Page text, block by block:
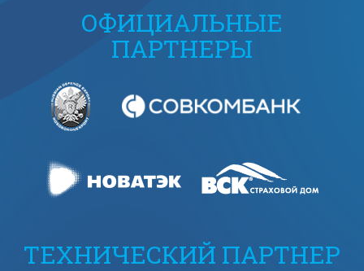
ОФИЦИАЛЬНЫЕ
ПАРТНЕРЫ
ТЕХНИЧЕСКИЙ ПАРТНЕР